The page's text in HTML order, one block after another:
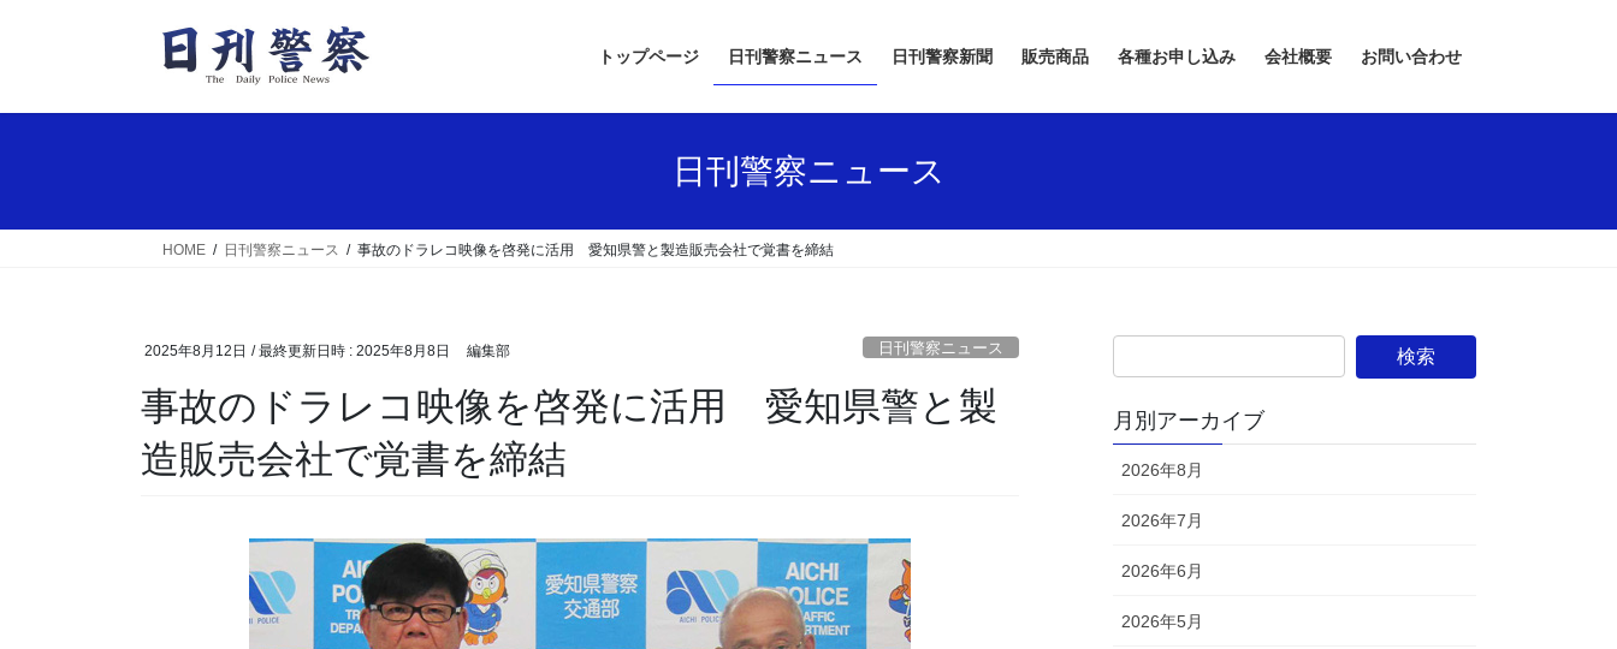
トップページ 日刊警察ニュース 日刊警察新聞 販売商品 各種お申し込み 会社概要 お問い合わせ
日刊警察ニュース
HOME 日刊警察ニュース 事故のドラレコ映像を啓発に活用 愛知県警と製造販売会社で覚書を締結
2025年8月12日 / 最終更新日時 : 2025年8月8日 編集部 日刊警察ニュース
事故のドラレコ映像を啓発に活用 愛知県警と製
造販売会社で覚書を締結
月別アーカイブ
2026年8月
2026年7月
2026年6月
2026年5月